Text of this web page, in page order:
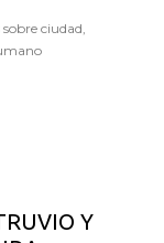
ciudad,
Y